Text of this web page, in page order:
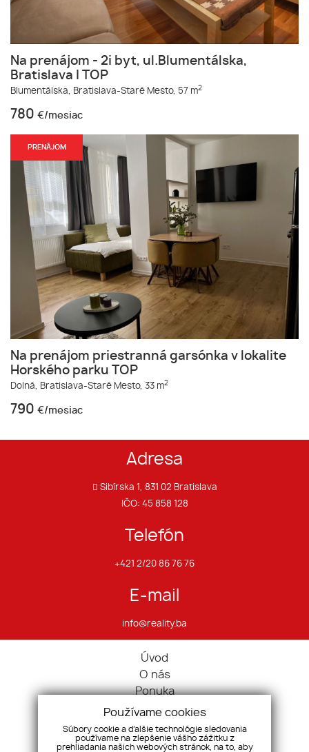
Na prenájom - 2i byt, ul.Blumentálska,
Bratislava I TOP
Blumentálska, Bratislava-Staré Mesto, 57 m2
780 €/mesiac
PRENÁJOM
Na prenájom priestranná garsónka v lokalite
Horského parku TOP
Dolná, Bratislava-Staré Mesto, 33 m2
790 €/mesiac
Adresa
Sibírska 1, 831 02 Bratislava
IČO: 45 858 128
Telefón
+421 2/20 86 76 76
E-mail
info@reality.ba
Úvod
O nás
Ponuka
Pravidlá cookies
Ponúknite nám
Služby
Používame cookies
Súbory cookie a ďalšie technológie sledovania
používame na zlepšenie vášho zážitku z
prehliadania našich webových stránok, na to, aby